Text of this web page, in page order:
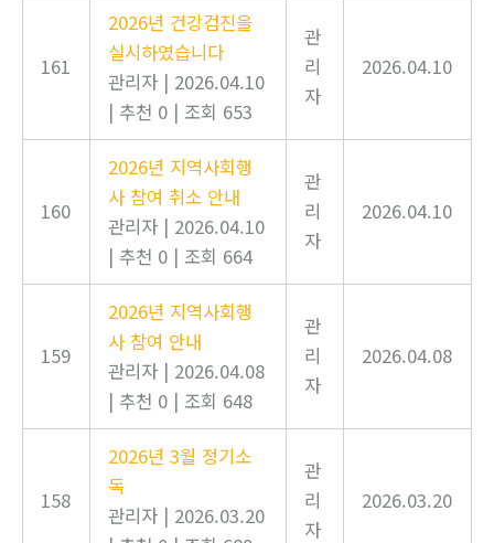
161
2026년 건강검진을
실시하였습니다
관리자 | 2026.04.10
| 추천 0 | 조회 653
관
리
자
2026.04.10
160
2026년 지역사회행
사 참여 취소 안내
관리자 | 2026.04.10
| 추천 0 | 조회 664
관
리
자
2026.04.10
159
2026년 지역사회행
사 참여 안내
관리자 | 2026.04.08
| 추천 0 | 조회 648
관
리
자
2026.04.08
158
2026년 3월 정기소
독
관리자 | 2026.03.20
관
리
자
2026.03.20